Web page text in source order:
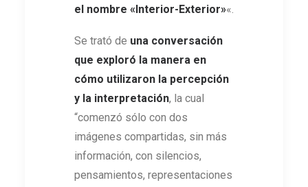
el nombre «Interior-Exterior»«.
Se trató de una conversación
que exploró la manera en
cómo utilizaron la percepción
y la interpretación, la cual
“comenzó sólo con dos
imágenes compartidas, sin más
información, con silencios,
pensamientos, representaciones